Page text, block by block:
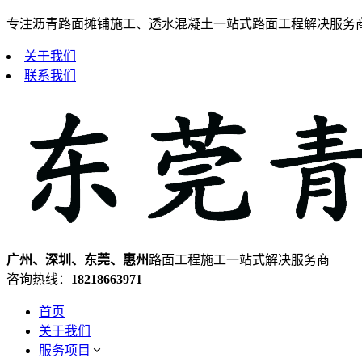
专注沥青路面摊铺施工、透水混凝土一站式路面工程解决服务
关于我们
联系我们
广州、深圳、东莞、惠州路面工程施工一站式解决服务商
咨询热线： 18218663971
首页
关于我们
服务项目